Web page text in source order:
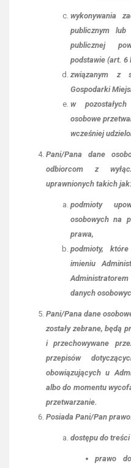
wykonywania
publicznym lub
publicznej
podstawie (art. 6
związanym z
Gospodarki
w
osobowe
wcześniej
Pani/Pana dane
odbiorcom z
uprawnionych takich jak:
podmioty
osobowych na
prawa,
podmioty,
imieniu
danych
Pani/Pana dane
zostały zebrane, będą
i przechowywane
przepisów
obowiązujących u
albo do momentu
przetwarzanie.
Posiada Pani/Pan
dostępu do
prawo